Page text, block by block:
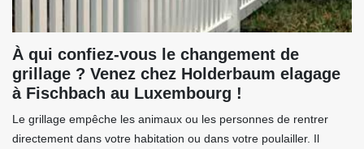
À qui confiez-vous le changement de
grillage ? Venez chez Holderbaum elagage
à Fischbach au Luxembourg !
Le grillage empêche les animaux ou les personnes de rentrer
directement dans votre habitation ou dans votre poulailler. Il